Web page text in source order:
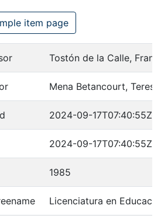
item page
Tostón de la Calle,
Mena Betancourt, Teresa
2024-09-17T07:40:55Z
2024-09-17T07:40:55Z
1985
Licenciatura en